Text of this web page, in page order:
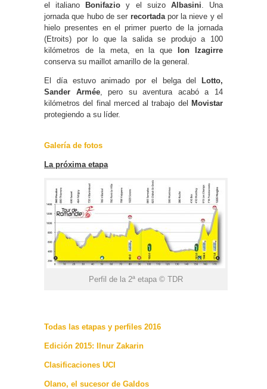
el italiano Bonifazio y el suizo Albasini. Una
jornada que hubo de ser recortadapor la nieve y el
hielo presentes en el primer puerto de la jornada
(Etroits) por lo que la salida se produjo a 100
kilómetros de la meta, en la que Ion Izagirre
conserva su maillot amarillo de la general.
El día estuvo animado por el belga del
Lotto,
Sander Armée, pero su aventura acabó a 14
kilómetros del final merced al trabajo del
Movistar
protegiendo a su líder.
Galería de fotos
La próxima etapa
Perfil de la 2ª etapa © TDR
Todas las etapas y perfiles 2016
Edición 2015: Ilnur Zakarin
Clasificaciones UCI
Olano, el sucesor de Galdos